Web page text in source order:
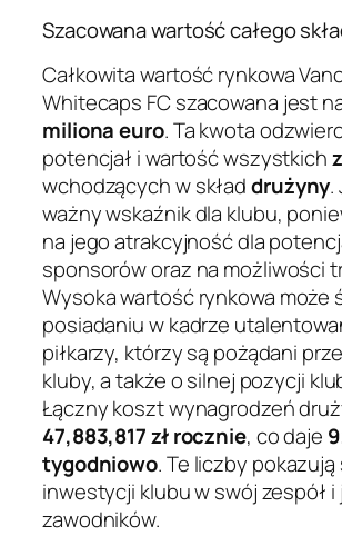
Szacowana wartość całego
Całkowita wartość rynkowa
Whitecaps FC szacowana jest
miliona euro. Ta kwota
potencjał i wartość wszystkich
wchodzących w składdrużyny.
ważny wskaźnik dla klubu,
na jego atrakcyjność dla
sponsorów oraz na możliwości
Wysoka wartość rynkowa może
posiadaniu w kadrze
piłkarzy, którzy są pożądani
kluby, a także o silnej pozycji
Łączny koszt wynagrodzeń
47,883,817 zł rocznie, co daje
tygodniowo. Te liczby pokazują
inwestycji klubu w swój zespół i
zawodników.